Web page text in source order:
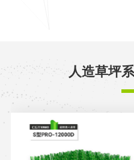
人造草坪